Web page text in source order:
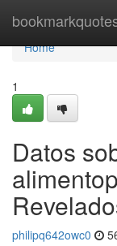
Home
Home
1
Datos
philipq642owc0